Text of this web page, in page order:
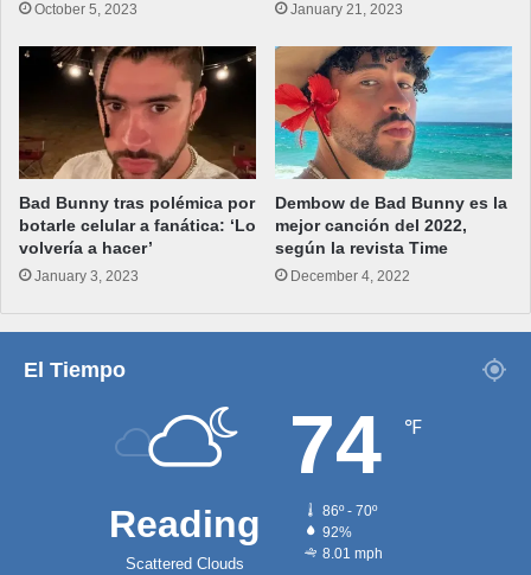
October 5, 2023 January 21, 2023
Bad Bunny tras polémica por
botarle celular a fanática: ‘Lo
volvería a hacer’
January 3, 2023
Dembow de Bad Bunny es la
mejor canción del 2022,
según la revista Time
December 4, 2022
El Tiempo
Reading
Scattered Clouds
74 ℉
86º - 70º
92%
8.01 mph